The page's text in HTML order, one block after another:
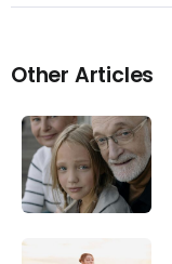
Other Articles